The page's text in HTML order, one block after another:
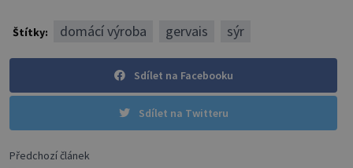
Štítky: domácí výroba gervais sýr
Sdílet na Facebooku
Sdílet na Twitteru
Předchozí článek